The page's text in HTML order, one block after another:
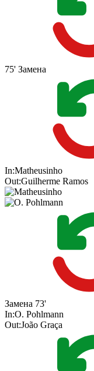
75' Замена
In:Matheusinho
Out:Guilherme Ramos
Замена 73'
In:O. Pohlmann
Out:João Graça